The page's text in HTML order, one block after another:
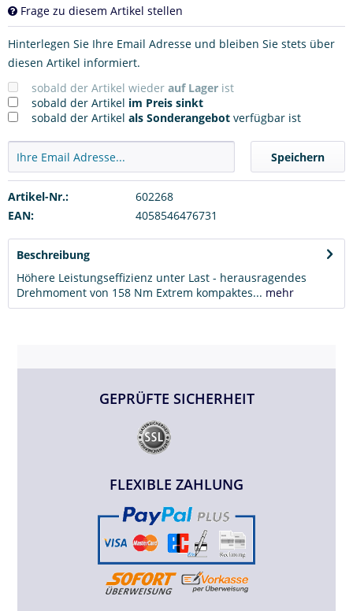
Frage zu diesem Artikel stellen
Hinterlegen Sie Ihre Email Adresse und bleiben Sie stets über
diesen Artikel informiert.
sobald der Artikel wieder auf Lager ist
sobald der Artikel im Preis sinkt
sobald der Artikel als Sonderangebot verfügbar ist
Speichern
Artikel-Nr.:
602268
EAN:
4058546476731
Beschreibung
Höhere Leistungseffizienz unter Last - herausragendes
Drehmoment von 158 Nm Extrem kompaktes... mehr
GEPRÜFTE SICHERHEIT
FLEXIBLE ZAHLUNG